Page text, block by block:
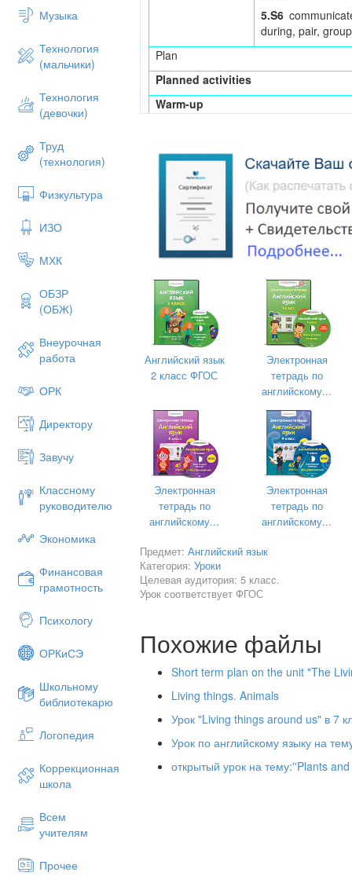
Музыка
Технология
(мальчики)
Технология
(девочки)
Труд
(технология)
Физкультура
ИЗО
МХК
ОБЗР
(ОБЖ)
Внеурочная
работа
ОРК
Директору
Завучу
Классному
руководителю
Экономика
Финансовая
грамотность
Психологу
ОРКиСЭ
Школьному
библиотекарю
Логопедия
Коррекционная
школа
Всем
учителям
Прочее
5.S6
during, pair,
Plan
Planned activities
Warm-up
Learners should spell the word
teacher can introduce the topic of the
Teacher asks learners: What can
picture? (slide 2) Teacher checks
of how they know the names of some
Then teacher lets the learners know
lesson. (slide 3)
Teacher starts a word snake on the
animals, to continue the snake
use the last letter of the following
activity)
Ex: cat-tiger-rabbit-turtle-elephant-etc.
Pre-learning
Learners are divided into
they know in 2 min and then
the animals they have written.
Английский язык
2 класс ФГОС
Электронная
тетрадь по
английскому...
Электронная
тетрадь по
английскому...
Электронная
тетрадь по
английскому...
Предмет:Английский язык
Категория:Уроки
Целевая аудитория: 5 класс.
Урок соответствует ФГОС
Похожие файлы
Short term plan on the unit "The
Living things. Animals
Урок "Living things around us" в 7
Урок по английскому языку на
открытый урок на тему:''Plants